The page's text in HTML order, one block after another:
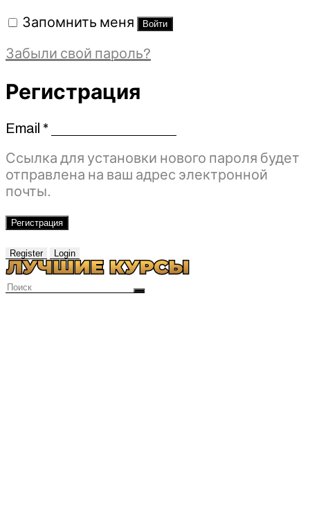
Запомнить меня Войти
Забыли свой пароль?
Регистрация
Email *Обязательно
Ссылка для установки нового пароля будет
отправлена ​​на ваш адрес электронной
почты.
Регистрация
Register Login